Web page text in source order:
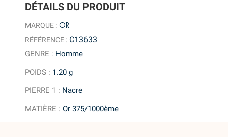
DÉTAILS DU PRODUIT
MARQUE : OR
RÉFÉRENCE : C13633
GENRE : Homme
POIDS : 1.20 g
PIERRE 1 : Nacre
MATIÈRE :Or 375/1000ème